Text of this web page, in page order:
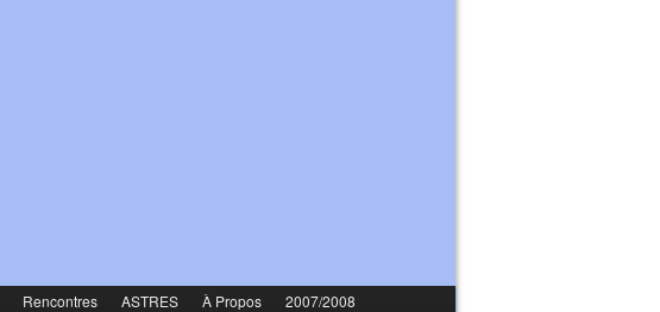
Rencontres ASTRES À Propos
2007/2008